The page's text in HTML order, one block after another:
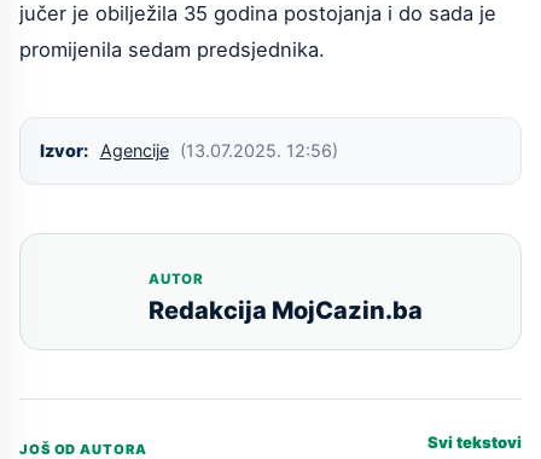
jučer je obilježila 35 godina postojanja i do sada je
promijenila sedam predsjednika.
Izvor: Agencije (13.07.2025. 12:56)
AUTOR
Redakcija MojCazin.ba
JOŠ OD AUTORA Svi tekstovi